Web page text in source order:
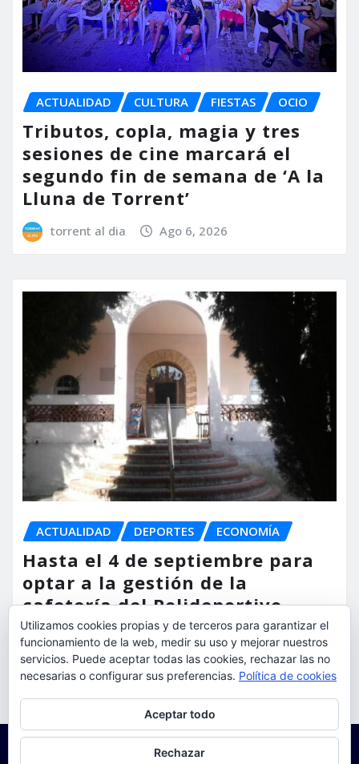
ACTUALIDAD CULTURA FIESTAS OCIO
Tributos, copla, magia y tres
sesiones de cine marcará el
segundo fin de semana de ‘A la
Lluna de Torrent’
torrent al dia Ago 6, 2026
ACTUALIDAD DEPORTES ECONOMÍA
Hasta el 4 de septiembre para
optar a la gestión de la
cafetería del Polideportivo
Anabel Medina de Torrent
torrent al dia Ago 6, 2026
Utilizamos cookies propias y de terceros para garantizar el
funcionamiento de la web, medir su uso y mejorar nuestros
servicios. Puede aceptar todas las cookies, rechazar las no
necesarias o configurar sus preferencias. Política de cookies
Aceptar todo
Rechazar
Para obtener más información, incluido cómo gestionar las cookies,